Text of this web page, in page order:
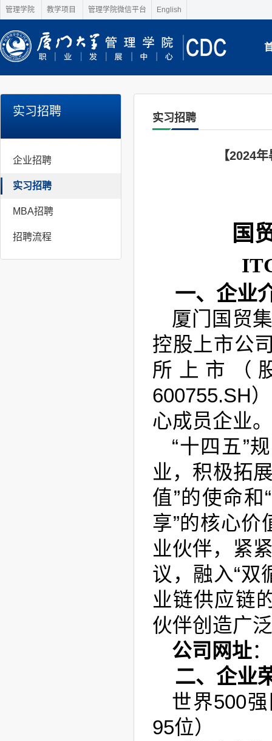
管理学院 教学项目 管理学院微信平台 English
实习招聘
企业招聘
实习招聘
MBA招聘
招聘流程
实习招聘
【2024
国
I
一、企业
厦门国贸
控股上市公
所上市（
600755.SH
心成员企业。
“十四五”
业，积极拓
值”的使命
享”的核心价
业伙伴，紧
议，融入“双
业链供应链
伙伴创造广
公司网址：
二、企业
世界500
95位）